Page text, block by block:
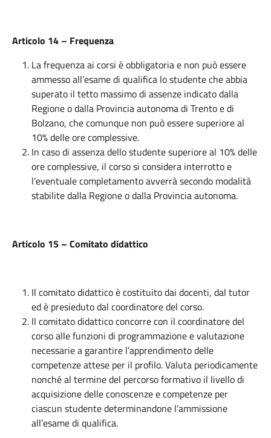
Articolo 14 – Frequenza
La frequenza ai corsi è obbligatoria e non può essere
ammesso all’esame di qualifica lo studente che abbia
superato il tetto massimo di assenze indicato dalla
Regione o dalla Provincia autonoma di Trento e di
Bolzano, che comunque non può essere superiore al
10% delle ore complessive.
In caso di assenza dello studente superiore al 10% delle
ore complessive, il corso si considera interrotto e
l’eventuale completamento avverrà secondo modalità
stabilite dalla Regione o dalla Provincia autonoma.
Articolo 15 – Comitato didattico
Il comitato didattico è costituito dai docenti, dal tutor
ed è presieduto dal coordinatore del corso.
Il comitato didattico concorre con il coordinatore del
corso alle funzioni di programmazione e valutazione
necessarie a garantire l’apprendimento delle
competenze attese per il profilo. Valuta periodicamente
nonché al termine del percorso formativo il livello di
acquisizione delle conoscenze e competenze per
ciascun studente determinandone l’ammissione
all’esame di qualifica.